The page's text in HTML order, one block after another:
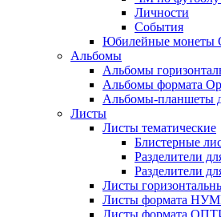
Личности
События
Юбилейные монеты
Альбомы
Альбомы
Альбомы формата
Альбомы-планшеты
Листы
Листы тематические
Блистерные
Разделители
Разделители
Листы
Листы формата
Листы формата